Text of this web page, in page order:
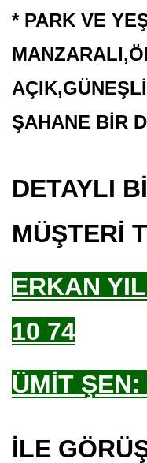
* PARK VE
ŞAHANE BİR
DETAYLI
MÜŞTERİ
ERKAN
10 74
ÜMİT
İLE